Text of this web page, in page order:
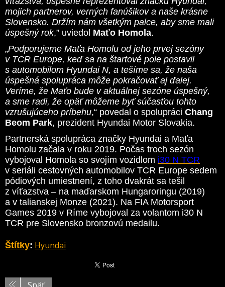
mojich partnerov, verných fanúšikov a naše krásne
Slovensko. Držím nám všetkým palce, aby sme mali
úspešný rok,” uviedol Maťo Homola.
„Podporujeme Maťa Homolu od jeho prvej sezóny
v TCR Europe, keď sa na štartové pole postavil
s automobilom Hyundai N, a tešíme sa, že naša
úspešná spolupráca môže pokračovať aj ďalej.
Veríme, že Maťo bude v aktuálnej sezóne úspešný,
a sme radi, že opäť môžeme byť súčasťou tohto
vzrušujúceho príbehu,“ povedal o spolupráci Chang
Beom Park, prezident Hyundai Motor Slovakia.
Partnerská spolupráca značky Hyundai a Maťa
Homolu začala v roku 2019. Počas troch sezón
vybojoval Homola so svojím vozidlom i30 N TCR
v seriáli cestovných automobilov TCR Europe sedem
pódiových umiestnení, z toho dvakrát sa tešil
z víťazstva – na maďarskom Hungaroringu (2019)
a v talianskej Monze (2021). Na FIA Motorsport
Games 2019 v Ríme vybojoval za volantom i30 N
TCR pre Slovensko bronzovú medailu.
Štítky: Hyundai